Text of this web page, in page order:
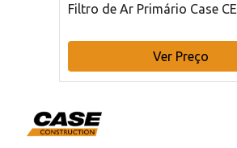
Filtro de Ar Primário Case CE
Ver Preço